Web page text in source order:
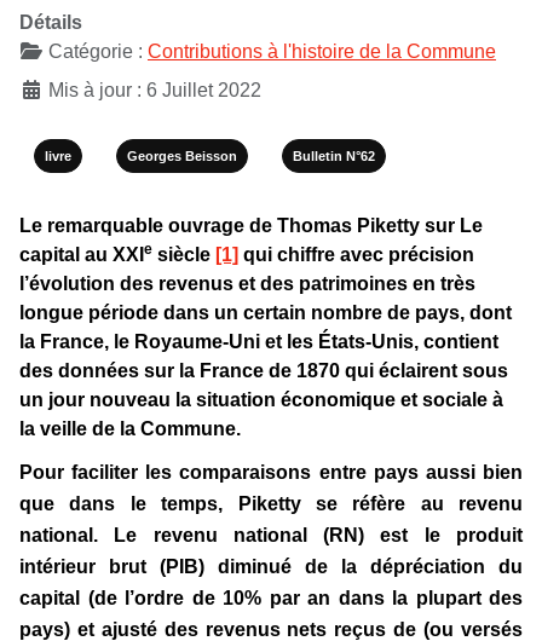
Détails
Catégorie : Contributions à l'histoire de la Commune
Mis à jour : 6 Juillet 2022
livre Georges Beisson Bulletin N°62
Le remarquable ouvrage de Thomas Piketty sur Le
capital au XXI e siècle [1] qui chiffre avec précision
l’évolution des revenus et des patrimoines en très
longue période dans un certain nombre de pays, dont
la France, le Royaume-Uni et les États-Unis, contient
des données sur la France de 1870 qui éclairent sous
un jour nouveau la situation économique et sociale à
la veille de la Commune.
Pour faciliter les comparaisons entre pays aussi bien
que dans le temps, Piketty se réfère au revenu
national. Le revenu national (RN) est le produit
intérieur brut (PIB) diminué de la dépréciation du
capital (de l’ordre de 10% par an dans la plupart des
pays) et ajusté des revenus nets reçus de (ou versés